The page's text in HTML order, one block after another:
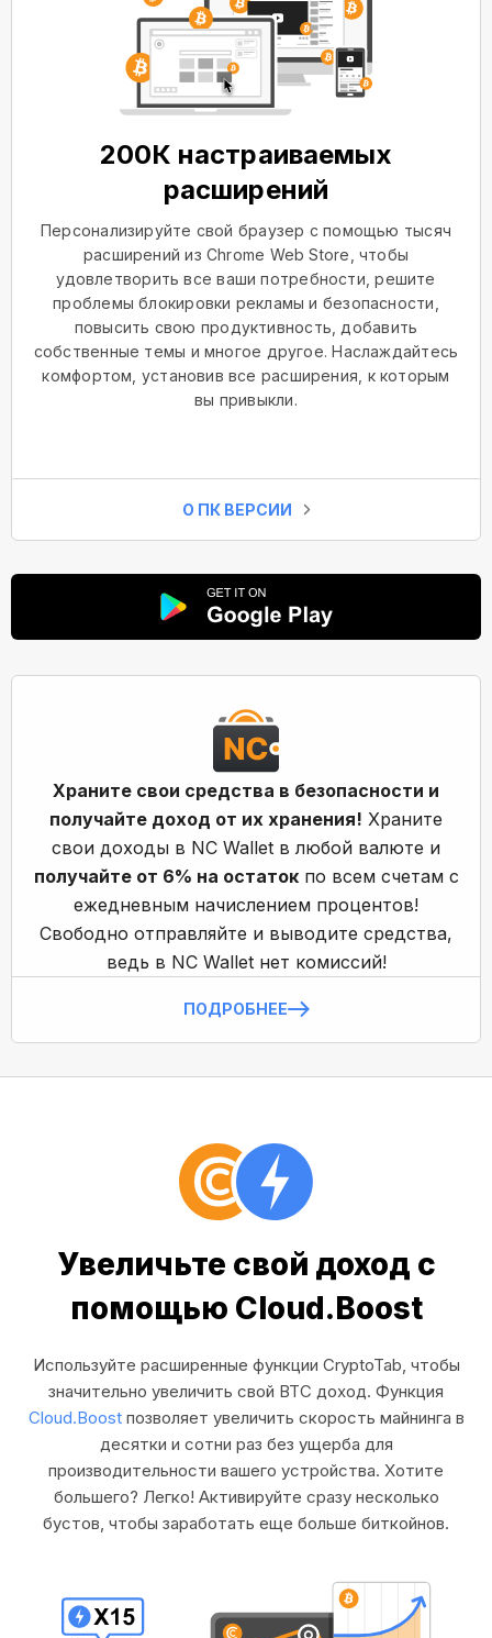
200К настраиваемых
расширений
Персонализируйте свой браузер с помощью тысяч
расширений из Chrome Web Store, чтобы
удовлетворить все ваши потребности, решите
проблемы блокировки рекламы и безопасности,
повысить свою продуктивность, добавить
собственные темы и многое другое. Наслаждайтесь
комфортом, установив все расширения, к которым
вы привыкли.
О ПК ВЕРСИИ
Храните свои средства в безопасности и
получайте доход от их хранения! Храните
свои доходы в NC Wallet в любой валюте и
получайте от 6% на остатокпо всем счетам с
ежедневным начислением процентов!
Свободно отправляйте и выводите средства,
ведь в NC Wallet нет комиссий!
ПОДРОБНЕЕ
Увеличьте свой доход с
помощью Cloud.Boost
Используйте расширенные функции CryptoTab, чтобы
значительно увеличить свой BTC доход. Функция
Cloud.Boost позволяет увеличить скорость майнинга в
десятки и сотни раз без ущерба для
производительности вашего устройства. Хотите
большего? Легко! Активируйте сразу несколько
бустов, чтобы заработать еще больше биткойнов.